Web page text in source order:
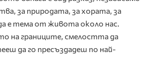
за природата, за хората, за
е тема от живота около нас.
на границите, смелостта да
да го пресъздадеш по най-